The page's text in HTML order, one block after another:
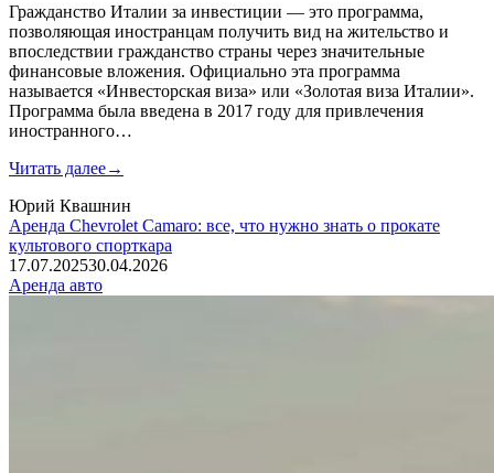
Гражданство Италии за инвестиции — это программа,
позволяющая иностранцам получить вид на жительство и
впоследствии гражданство страны через значительные
финансовые вложения. Официально эта программа
называется «Инвесторская виза» или «Золотая виза Италии».
Программа была введена в 2017 году для привлечения
иностранного…
Читать далее→
Юрий Квашнин
Аренда Chevrolet Camaro: все, что нужно знать о прокате
культового спорткара
17.07.202530.04.2026
Аренда авто